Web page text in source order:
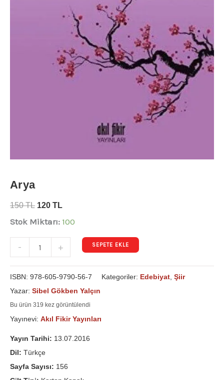
Arya
150TL 120 TL
Stok Miktarı: 100
- + SEPETE EKLE
ISBN: 978-605-9790-56-7 Kategoriler: Edebiyat Şiir
Yazar: Sibel Gökben Yalçın
Bu ürün 319 kez görüntülendi
Yayınevi: Akıl Fikir Yayınları
Yayın Tarihi: 13.07.2016
Dil: Türkçe
Sayfa Sayısı: 156